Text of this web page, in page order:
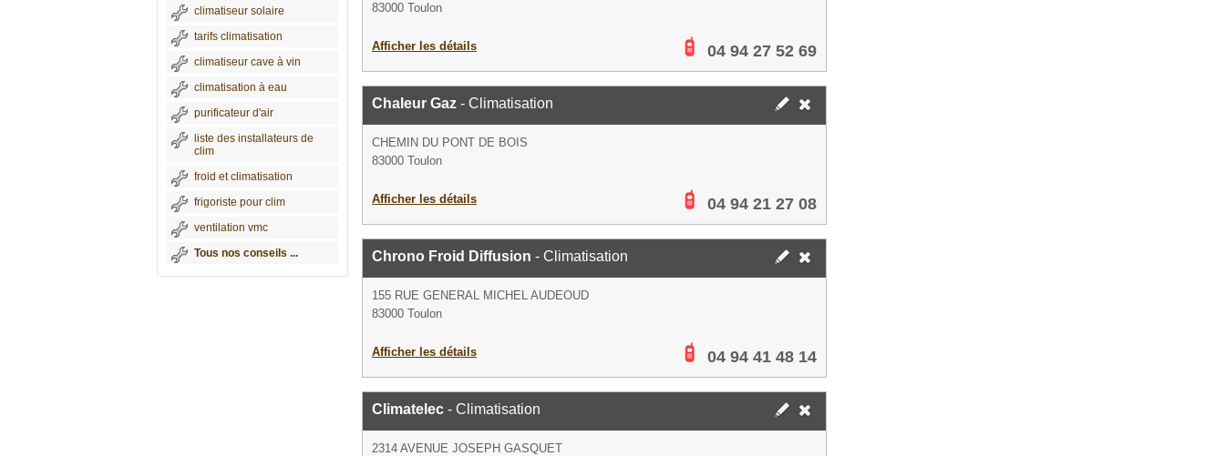
climatiseur solaire
tarifs climatisation
climatiseur cave à vin
climatisation à eau
purificateur d'air
liste des installateurs de
clim
froid et climatisation
frigoriste pour clim
ventilation vmc
Tous nos conseils ...
83000 Toulon
Afficher les détails 04 94 27 52 69
Chaleur Gaz - Climatisation
CHEMIN DU PONT DE BOIS
83000 Toulon
Afficher les détails 04 94 21 27 08
Chrono Froid Diffusion - Climatisation
155 RUE GENERAL MICHEL AUDEOUD
83000 Toulon
Afficher les détails 04 94 41 48 14
Climatelec - Climatisation
2314 AVENUE JOSEPH GASQUET